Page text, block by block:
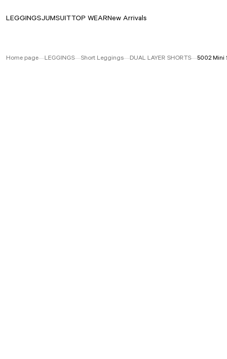
LEGGINGSJUMSUITTOP WEARNew Arrivals
Home page LEGGINGS Short Leggings DUAL LAYER SHORTS 5002 Mini